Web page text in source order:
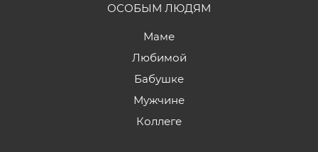
ОСОБЫМ ЛЮДЯМ
Маме
Любимой
Бабушке
Мужчине
Коллеге